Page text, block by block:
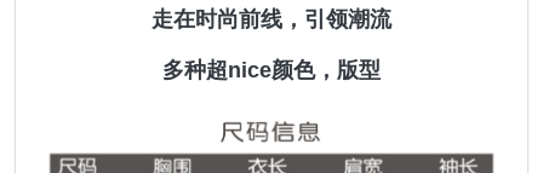
走在时尚前线，引领潮流
多种超nice颜色，版型